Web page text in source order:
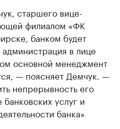
старшего вице-
филиалом «ФК
банком будет
в лице
основной менеджмент
— поясняет Демчук. —
непрерывность его
услуг и
банка»